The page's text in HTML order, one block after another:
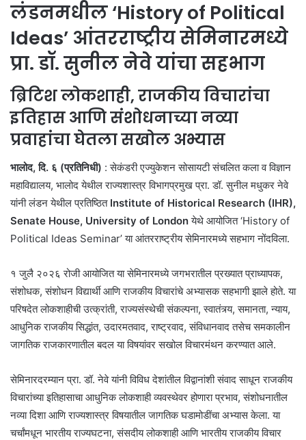
लंडनमधील ‘History of Political
Ideas’ आंतरराष्ट्रीय सेमिनारमध्ये
प्रा. डॉ. सुनील नेवे यांचा सहभाग
ब्रिटिश लोकशाही, राजकीय विचारांचा
इतिहास आणि संशोधनाच्या नव्या
प्रवाहांचा घेतला सखोल अभ्यास
भालोद, दि. ६ (प्रतिनिधी) : सेकंडरी एज्युकेशन सोसायटी संचलित कला व विज्ञान
महाविद्यालय, भालोद येथील राज्यशास्त्र विभागप्रमुख प्रा. डॉ. सुनील मधुकर नेवे
यांनी लंडन येथील प्रतिष्ठित Institute of Historical Research (IHR),
Senate House, University of Londonयेथे आयोजित ‘History of
Political Ideas Seminar’ या आंतरराष्ट्रीय सेमिनारमध्ये सहभाग नोंदविला.
१ जुलै २०२६ रोजी आयोजित या सेमिनारमध्ये जगभरातील प्रख्यात प्राध्यापक,
संशोधक, संशोधन विद्यार्थी आणि राजकीय विचारांचे अभ्यासक सहभागी झाले होते. या
परिषदेत लोकशाहीची उत्क्रांती, राज्यसंस्थेची संकल्पना, स्वातंत्र्य, समानता, न्याय,
आधुनिक राजकीय सिद्धांत, उदारमतवाद, राष्ट्रवाद, संविधानवाद तसेच समकालीन
जागतिक राजकारणातील बदल या विषयांवर सखोल विचारमंथन करण्यात आले.
सेमिनारदरम्यान प्रा. डॉ. नेवे यांनी विविध देशांतील विद्वानांशी संवाद साधून राजकीय
विचारांच्या इतिहासाचा आधुनिक लोकशाही व्यवस्थेवर होणारा प्रभाव, संशोधनातील
नव्या दिशा आणि राज्यशास्त्र विषयातील जागतिक घडामोडींचा अभ्यास केला. या
चर्चांमधून भारतीय राज्यघटना, संसदीय लोकशाही आणि भारतीय राजकीय विचार